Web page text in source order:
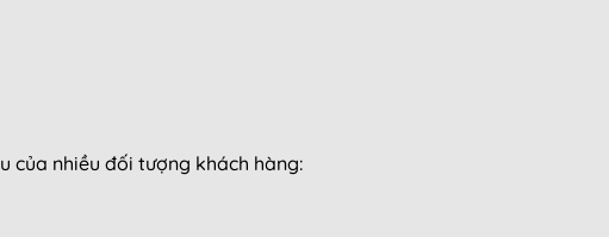
của nhiều đối tượng khách hàng: